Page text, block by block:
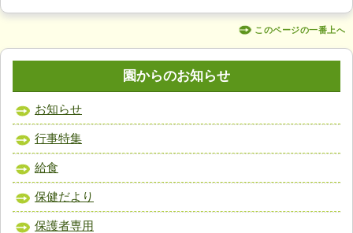
このページの一番上へ
園からのお知らせ
お知らせ
行事特集
給食
保健だより
保護者専用